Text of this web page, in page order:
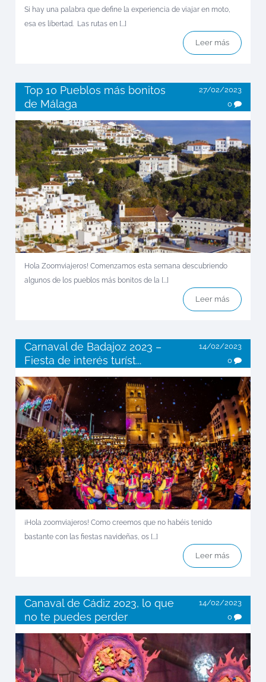
Si hay una palabra que define la experiencia de viajar en moto,
esa es libertad. Las rutas en [...]
Leer más
Top 10 Pueblos más bonitos
de Málaga
27/02/2023
0
Hola Zoomviajeros! Comenzamos esta semana descubriendo
algunos de los pueblos más bonitos de la [...]
Leer más
Carnaval de Badajoz 2023 –
Fiesta de interés turíst...
14/02/2023
0
¡Hola zoomviajeros! Como creemos que no habéis tenido
bastante con las fiestas navideñas, os [...]
Leer más
Canaval de Cádiz 2023, lo que
no te puedes perder
14/02/2023
0